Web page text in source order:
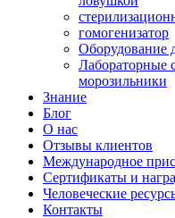
гомогенизатор
Оборудование
Лабораторные
морозильники
Знание
Блог
О нас
Отзывы клиентов
Международное
Сертификаты и
Человеческие
Контакты